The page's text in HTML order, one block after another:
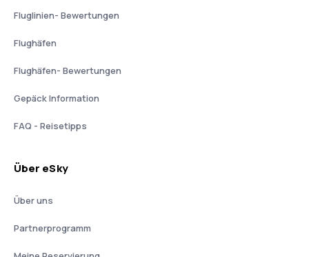
Fluglinien- Bewertungen
Flughäfen
Flughäfen- Bewertungen
Gepäck Information
FAQ - Reisetipps
Über eSky
Über uns
Partnerprogramm